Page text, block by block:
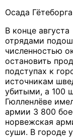
Осада Гётеборга
В конце
отрядами
численностью
остановить
подступах к
источникам
убитыми, а 100
Гюлленлёве
армии 3 800
норвежская
суши. В городе